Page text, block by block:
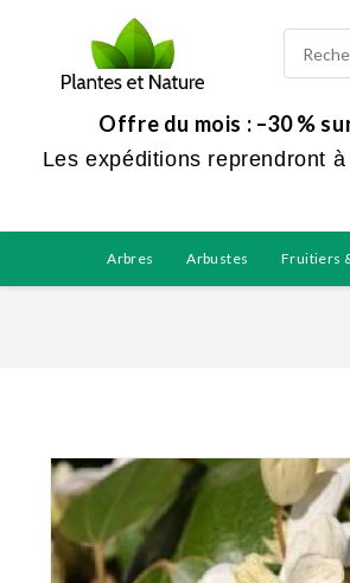
Offre du mois : –30 %
Les expéditions reprendront
Arbres Arbustes Fruitiers